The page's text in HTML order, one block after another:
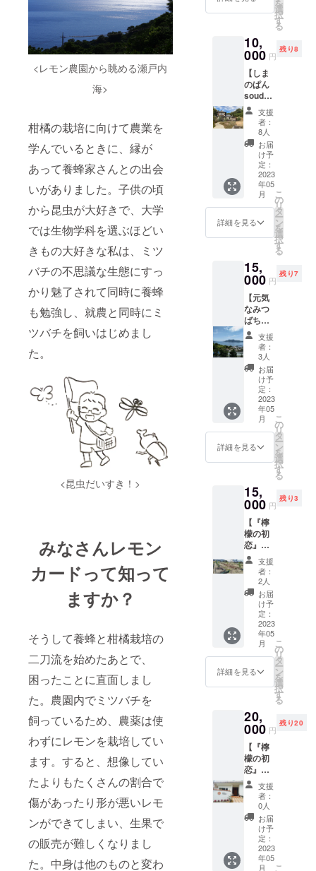
<レモン農園から眺める瀬戸内
海>
柑橘の栽培に向けて農業を
学んでいるときに、縁が
あって養蜂家さんとの出会
いがありました。子供の頃
から昆虫が大好きで、大学
では生物学科を選ぶほどい
きもの大好きな私は、ミツ
バチの不思議な生態にすっ
かり魅了されて同時に養蜂
も勉強し、就農と同時にミ
ツバチを飼いはじめまし
た。
<昆虫だいすき！>
みなさんレモン
カードって知って
ますか？
そうして養蜂と柑橘栽培の
二刀流を始めたあとで、
困ったことに直面しまし
た。農園内でミツバチを
飼っているため、農薬は使
わずにレモンを栽培してい
ます。すると、想像してい
たよりもたくさんの割合で
傷があったり形が悪いレモ
ンができてしまい、生果で
の販売が難しくなりまし
た。中身は他のものと変わ
ただき、
フォローお
願いしま
も大丈
夫！
10,000
円以上
のお買
い上げ
で送料
無料、
15,000
円以上
のお買
い上げ
で支援
金額の
元が取
います
(^^) リ
イトの
会計時
に入力
するこ
とで
20% off
になる
「クー
ポン
コー
ド」を
お送り
いたし
ます。
有効期
2023年
12月31
項） ・
ご支援
者様以
外のお
名前、
ご住所
での注
文はお
受けで
きませ
んので
ご了承
くださ
い。 ・
ECサイ
でのご
注文に
いいた
だけま
せん。
・定期
便商品
には
クーポ
ンが使
えませ
ん。 ・
クーポ
ンは利
用可能
回数が1
回と
単なも
のから
本格的
な料理
を含む
レシピ
をお付
けいた
しま
す。
『檸檬
の初
恋』の
食品表
示は下
記のと
おりで
プレッ
ド 原
材料
名：は
ちみつ
（国
産）、
レモン
果汁、
卵黄
（卵）
、無塩
バター
内容
量：
120g 賞
味期
限：製
保存方
法：冷
暗所保
存 ※ア
レル
ギー表
示：卵
（卵
黄）、
乳（バ
ター）
を含み
ます ※
はちみ
つを
います
ので、1
児には
与えな
いでく
ださい
※パッ
ケージ
デザイ
ンは現
在も調
整し続
けてい
ます。
実際に
お届け
いち早
くお届
しま
す。 デ
ザイ
ナーさ
んとワ
クワク
するよ
うな商
品デザ
インを
検討し
ていま
す。
『檸檬
の初
恋』の
一味違
単なも
のから
本格的
な料理
を含む
レシピ
をお付
けいた
しま
す。
『檸檬
の初
恋』の
食品表
示は下
記のと
おりで
プレッ
ド 原
材料
名：は
ちみつ
（国
産）、
レモン
果汁、
卵黄
（卵）
、無塩
バター
内容
量：
120g 賞
味期
限：製
保存方
法：冷
暗所保
存 ※ア
レル
ギー表
示：卵
（卵
黄）、
乳（バ
ター）
を含み
ます ※
はちみ
を
選
択
す
る
10,
000 円
残り8
【しま
のぱん
souda!
さんと
のコラ
ボセッ
トで、
江田島
づくし
ティー
タイム
を楽し
みま
しょ
う】
の初
恋』1本
と、石
窯で焼
くこだ
わりの
パンで
大人気
の「し
まのぱ
souda!
」さん
に作っ
て頂い
たス
コーン
てお届
けいた
しま
す。
『檸檬
の初
恋』と
相性が
抜群の
スコー
ンを特
別に焼
いてい
ただき
ます。
ハッ
ピーな
をぜひ
お楽し
みくだ
さい。
（お願
い事
項） ・
スコー
ンの賞
味期限
が5日と
短いた
め、木
曜日に
支援
者：
8人
お届
け予
定：
2023
年05
月
詳細を見る
こ
の
リ
タ
ー
ン
を
選
択
す
る
15,
000 円
残り7
【元気
なみつ
ばちに
会える
わくわ
くツ
アー】
5000円
分のご
支援内
（『檸
檬の初
恋』1本
と増本
シェフ
『檸檬
の初
恋』満
喫レシ
ピ）に
加え、
レモン
とはち
みつの
ふるさ
と、広
島県江
田島市
沖美町
にあ
る、は
つはな
内いた
しま
す。 リ
ターン
のお届
け予定
時期に
『檸檬
の初
恋』1本
と招待
状をお
送りい
たしま
支援
者：
3人
お届
け予
定：
2023
年05
月
詳細を見る
こ
の
リ
タ
ー
ン
を
選
択
す
る
15,
000 円
残り3
【『檸
檬の初
恋』の
物語を
一緒に
作りま
しょ
う！】
5000円
分のご
支援内
（『檸
檬の初
恋』1本
と増本
監修
『檸檬
の初
恋』満
喫レシ
ピ）に
加え、
レモン
とはち
みつの
ふるさ
と、広
島県江
田島市
支援
者：
2人
お届
け予
定：
2023
年05
月
詳細を見る
こ
の
リ
タ
ー
ン
を
選
択
す
る
20,
000 円
残り20
【『檸
檬の初
恋』の
魅力を
本格的
なコー
ス料理
で味わ
いま
しょ
う！】
支援
者：
0人
お届
け予
定：
2023
年05
月
こ